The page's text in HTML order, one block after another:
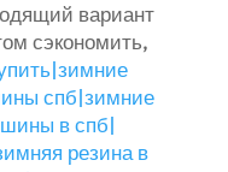
вариант
сэкономить,
спб|зимние
в спб|
резина в